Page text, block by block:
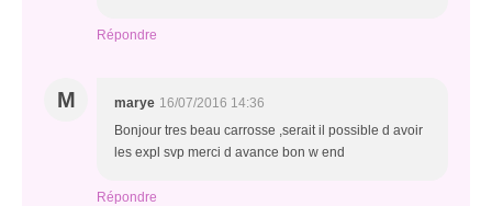
Répondre
M marye 16/07/2016 14:36
Bonjour tres beau carrosse ,serait il possible d avoir
les expl svp merci d avance bon w end
Répondre